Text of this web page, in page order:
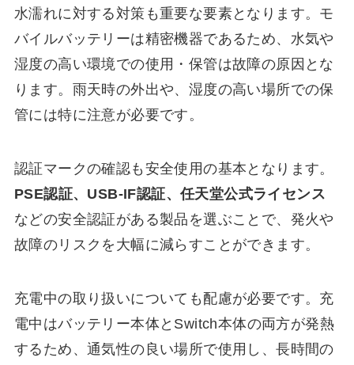
水濡れに対する対策も重要な要素となります。モ
バイルバッテリーは精密機器であるため、水気や
湿度の高い環境での使用・保管は故障の原因とな
ります。雨天時の外出や、湿度の高い場所での保
管には特に注意が必要です。
認証マークの確認も安全使用の基本となります。
PSE認証、USB-IF認証、任天堂公式ライセンス
などの安全認証がある製品を選ぶことで、発火や
故障のリスクを大幅に減らすことができます。
充電中の取り扱いについても配慮が必要です。充
電中はバッテリー本体とSwitch本体の両方が発熱
するため、通気性の良い場所で使用し、長時間の